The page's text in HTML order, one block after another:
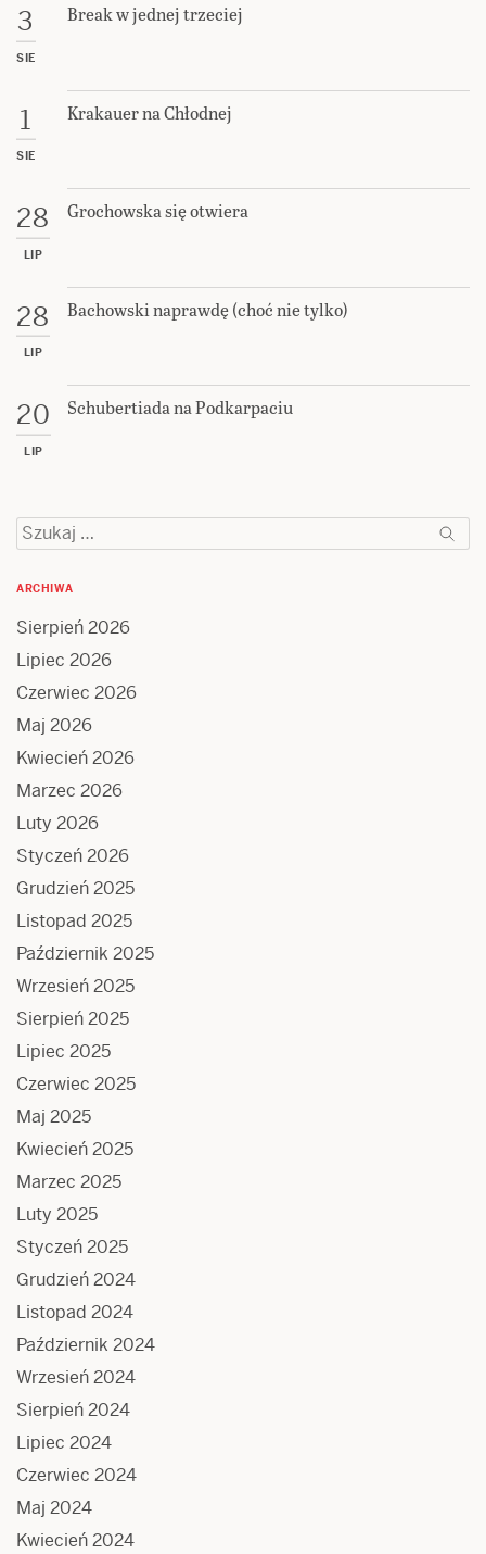
3
SIE
Break w jednej trzeciej
1
SIE
Krakauer na Chłodnej
28
LIP
Grochowska się otwiera
28
LIP
Bachowski naprawdę (choć nie tylko)
20
LIP
Schubertiada na Podkarpaciu
Szukaj:
ARCHIWA
Sierpień 2026
Lipiec 2026
Czerwiec 2026
Maj 2026
Kwiecień 2026
Marzec 2026
Luty 2026
Styczeń 2026
Grudzień 2025
Listopad 2025
Październik 2025
Wrzesień 2025
Sierpień 2025
Lipiec 2025
Czerwiec 2025
Maj 2025
Kwiecień 2025
Marzec 2025
Luty 2025
Styczeń 2025
Grudzień 2024
Listopad 2024
Październik 2024
Wrzesień 2024
Sierpień 2024
Lipiec 2024
Czerwiec 2024
Maj 2024
Kwiecień 2024